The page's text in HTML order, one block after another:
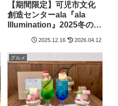
【期間限定】可児市文化
創造センターala『ala
Illumination』2025冬のイ
2025.12.16 2026.04.12
グルメ